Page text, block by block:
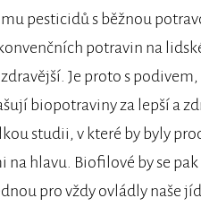
pesticidů s běžnou
potravin na
Je proto s podivem,
biopotraviny za lepší a
studii, v které by byly
hlavu. Biofilové by se
pro vždy ovládly naše